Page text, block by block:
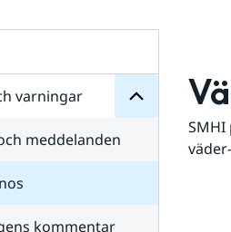
varningar
för
meddelanden
kommentar
SMHI